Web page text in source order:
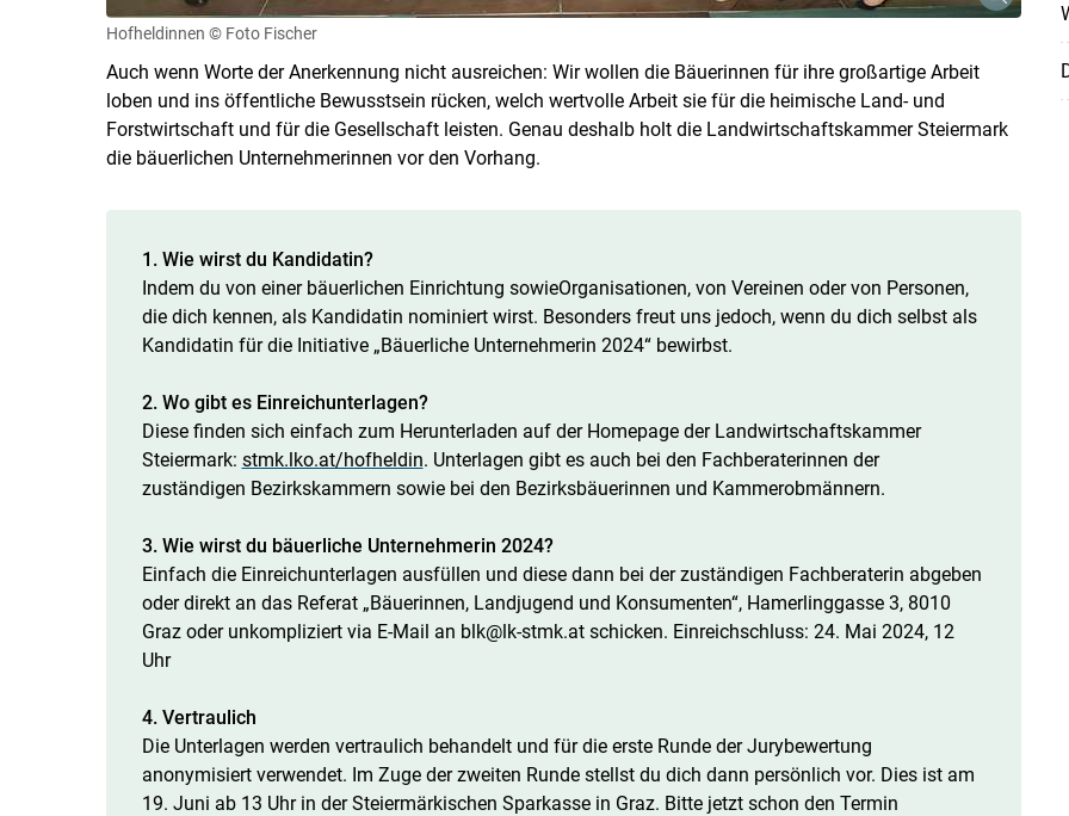
Hofheldinnen © Foto Fischer
Auch wenn Worte der Anerkennung nicht ausreichen: Wir wollen die Bäuerinnen für ihre großartige Arbeit
loben und ins öffentliche Bewusstsein rücken, welch wertvolle Arbeit sie für die heimische Land- und
Forstwirtschaft und für die Gesellschaft leisten. Genau deshalb holt die Landwirtschaftskammer Steiermark
die bäuerlichen Unternehmerinnen vor den Vorhang.
1. Wie wirst du Kandidatin?
Indem du von einer bäuerlichen Einrichtung sowieOrganisationen, von Vereinen oder von Personen,
die dich kennen, als Kandidatin nominiert wirst. Besonders freut uns jedoch, wenn du dich selbst als
Kandidatin für die Initiative „Bäuerliche Unternehmerin 2024“ bewirbst.
2. Wo gibt es Einreichunterlagen?
Diese finden sich einfach zum Herunterladen auf der Homepage der Landwirtschaftskammer
Steiermark: stmk.lko.at/hofheldin. Unterlagen gibt es auch bei den Fachberaterinnen der
zuständigen Bezirkskammern sowie bei den Bezirksbäuerinnen und Kammerobmännern.
3. Wie wirst du bäuerliche Unternehmerin 2024?
Einfach die Einreichunterlagen ausfüllen und diese dann bei der zuständigen Fachberaterin abgeben
oder direkt an das Referat „Bäuerinnen, Landjugend und Konsumenten“, Hamerlinggasse 3, 8010
Graz oder unkompliziert via E-Mail an blk@lk-stmk.at schicken. Einreichschluss: 24. Mai 2024, 12
Uhr
4. Vertraulich
Die Unterlagen werden vertraulich behandelt und für die erste Runde der Jurybewertung
anonymisiert verwendet. Im Zuge der zweiten Runde stellst du dich dann persönlich vor. Dies ist am
19. Juni ab 13 Uhr in der Steiermärkischen Sparkasse in Graz. Bitte jetzt schon den Termin